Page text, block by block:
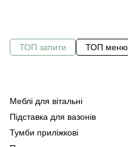
ТОП запити ТОП меню
Меблі для вітальні
Підставка для вазонів
Тумби приліжкові